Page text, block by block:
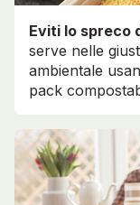
Eviti lo spreco
serve nelle
ambientale
pack